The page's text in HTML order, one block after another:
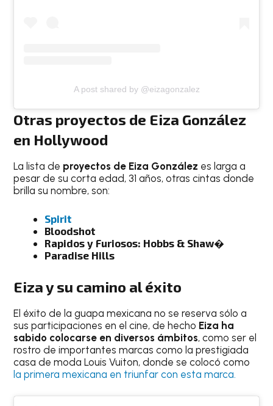
A post shared by @eizagonzalez
Otras proyectos de Eiza González
en Hollywood
La lista de proyectos de Eiza González es larga a
pesar de su corta edad, 31 años, otras cintas donde
brilla su nombre, son:
Spirit
Bloodshot
Rapidos y Furiosos: Hobbs & Shaw�
Paradise Hills
Eiza y su camino al éxito
El éxito de la guapa mexicana no se reserva sólo a
sus participaciones en el cine, de hecho Eiza ha
sabido colocarse en diversos ámbitos, como ser el
rostro de importantes marcas como la prestigiada
casa de moda Louis Vuiton, donde se colocó como
la primera mexicana en triunfar con esta marca.